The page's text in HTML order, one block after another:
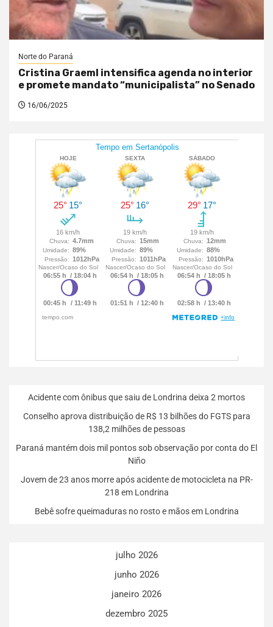
Norte do Paraná
Cristina Graeml intensifica agenda no interior
e promete mandato “municipalista” no Senado
16/06/2025
Acidente com ônibus que saiu de Londrina deixa 2 mortos
Conselho aprova distribuição de R$ 13 bilhões do FGTS para
138,2 milhões de pessoas
Paraná mantém dois mil pontos sob observação por conta do El
Niño
Jovem de 23 anos morre após acidente de motocicleta na PR-
218 em Londrina
Bebê sofre queimaduras no rosto e mãos em Londrina
julho 2026
junho 2026
janeiro 2026
dezembro 2025